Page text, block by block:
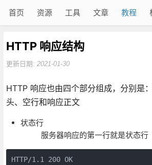
首页 资源 工具 文章 教程
HTTP 响应结构
更新日期: 2021-01-30
HTTP 响应也由四个部分组成，分别是
头、空行和响应正文
状态行
服务器响应的第一行就是状态行
HTTP/1.1 200 OK